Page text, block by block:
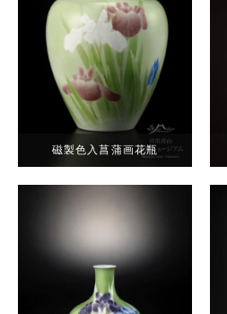
磁製色入菖蒲画花瓶